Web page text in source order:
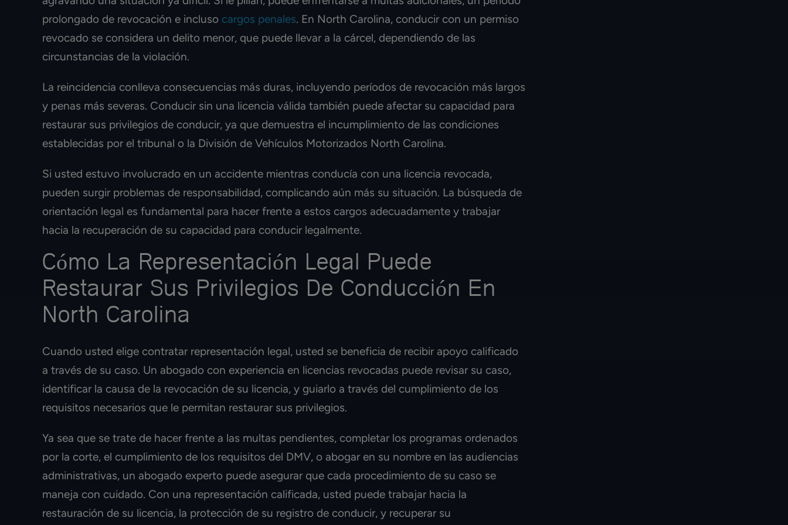
prolongado de revocación e incluso cargos penales. En North Carolina, conducir con un permiso
revocado se considera un delito menor, que puede llevar a la cárcel, dependiendo de las
circunstancias de la violación.
La reincidencia conlleva consecuencias más duras, incluyendo períodos de revocación más largos
y penas más severas. Conducir sin una licencia válida también puede afectar su capacidad para
restaurar sus privilegios de conducir, ya que demuestra el incumplimiento de las condiciones
establecidas por el tribunal o la División de Vehículos Motorizados North Carolina.
Si usted estuvo involucrado en un accidente mientras conducía con una licencia revocada,
pueden surgir problemas de responsabilidad, complicando aún más su situación. La búsqueda de
orientación legal es fundamental para hacer frente a estos cargos adecuadamente y trabajar
hacia la recuperación de su capacidad para conducir legalmente.
Cómo La Representación Legal Puede
Restaurar Sus Privilegios De Conducción En
North Carolina
Cuando usted elige contratar representación legal, usted se beneficia de recibir apoyo calificado
a través de su caso. Un abogado con experiencia en licencias revocadas puede revisar su caso,
identificar la causa de la revocación de su licencia, y guiarlo a través del cumplimiento de los
requisitos necesarios que le permitan restaurar sus privilegios.
Ya sea que se trate de hacer frente a las multas pendientes, completar los programas ordenados
por la corte, el cumplimiento de los requisitos del DMV, o abogar en su nombre en las audiencias
administrativas, un abogado experto puede asegurar que cada procedimiento de su caso se
maneja con cuidado. Con una representación calificada, usted puede trabajar hacia la
restauración de su licencia, la protección de su registro de conducir, y recuperar su